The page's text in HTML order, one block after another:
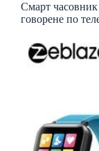
Смарт
говорене по